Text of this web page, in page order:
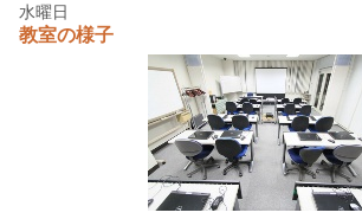
水曜日
教室の様子